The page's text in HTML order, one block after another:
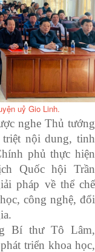
uỷ Gio Linh.
nghe Thủ tướng
nội dung, tinh
phủ thực hiện
Quốc hội Trần
pháp về thể chế
công nghệ, đổi
Bí thư Tô Lâm,
triển khoa học,